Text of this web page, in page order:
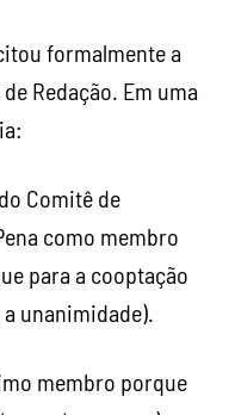
formalmente a
Redação. Em uma
Comitê de
como membro
para a cooptação
unanimidade).
membro porque